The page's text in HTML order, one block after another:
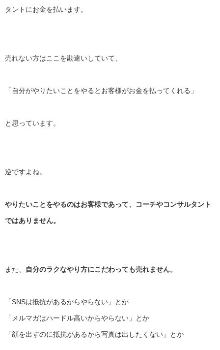
タントにお金を払います。
売れない方はここを勘違いしていて、
「自分がやりたいことをやるとお客様がお金を払ってくれる」
と思っています。
逆ですよね。
やりたいことをやるのはお客様であって、 コーチやコンサルタント
ではありません。
また、 自分のラクなやり方にこだわっても売れません。
「SNSは抵抗があるからやらない」とか
「メルマガはハードル高いからやらない」とか
「顔を出すのに抵抗があるから写真は出したくない」とか